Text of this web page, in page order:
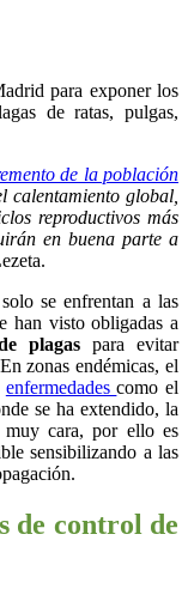
para exponer los
de ratas, pulgas,
de la población
calentamiento global,
reproductivos más
en buena parte a
se enfrentan a las
han visto obligadas a
plagaspara evitar
zonas endémicas, el
enfermedadescomo el
se ha extendido, la
cara, por ello es
sensibilizando a las
de control de